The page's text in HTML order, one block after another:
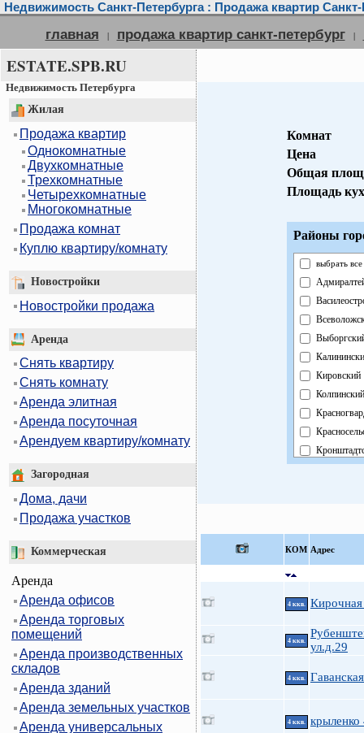
Недвижимость Санкт-Петербурга : Продажа квартир Санкт-
главная | продажа квартир санкт-петербург |
ESTATE.SPB.RU
Недвижимость Петербурга
Жилая
Продажа квартир
Однокомнатные
Двухкомнатные
Трехкомнатные
Четырехкомнатные
Многокомнатные
Продажа комнат
Куплю квартиру/комнату
Новостройки
Новостройки продажа
Аренда
Снять квартиру
Снять комнату
Аренда элитная
Аренда посуточная
Арендуем квартиру/комнату
Загородная
Дома, дачи
Продажа участков
Коммерческая
Аренда
Аренда офисов
Аренда торговых
помещений
Аренда производственных
складов
Аренда зданий
Аренда земельных участков
Аренда универсальных
Комнат
Цена
Общая
Площадь
Районы
выбрать все
Кировский
Колпинский
КOМ Адрес
4 ккв. Кирочная
4 ккв.
ул.д.29
4 ккв.
4 ккв. крыленко